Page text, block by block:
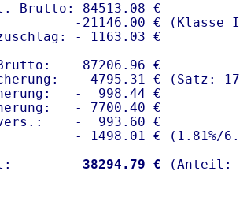
Brutto: 84513.08 €
-21146.00 € (Klasse I)
- 1163.03 €
87206.96 €
- 4795.31 € (Satz:
-  998.44 €
- 7700.40 €
-  993.60 €
- 1498.01 € ( 1.81%/
- 38294.79 €